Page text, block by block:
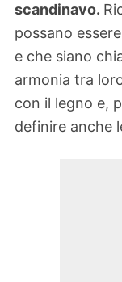
scandinavo.
possano
e che siano
armonia tra
con il legno e,
definire anche